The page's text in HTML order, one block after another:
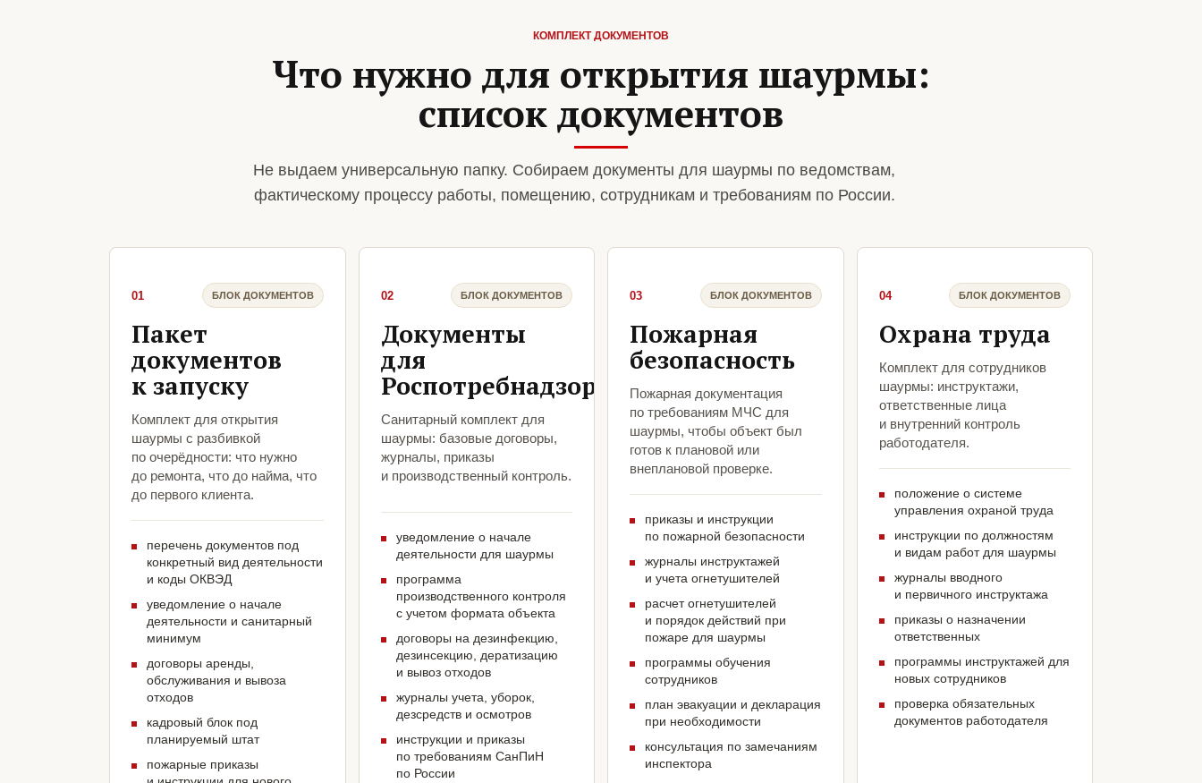
КОМПЛЕКТ ДОКУМЕНТОВ
Что нужно для открытия шаурмы:
список документов
Не выдаем универсальную папку. Собираем документы для шаурмы по ведомствам,
фактическому процессу работы, помещению, сотрудникам и требованиям по России.
01 БЛОК ДОКУМЕНТОВ
Пакет
документов
к запуску
Комплект для открытия
шаурмы с разбивкой
по очерёдности: что нужно
до ремонта, что до найма, что
до первого клиента.
перечень документов под
конкретный вид деятельности
и коды ОКВЭД
уведомление о начале
деятельности и санитарный
минимум
договоры аренды,
обслуживания и вывоза
отходов
кадровый блок под
планируемый штат
пожарные приказы
02 БЛОК ДОКУМЕНТОВ
Документы
для
Роспотребнадзора
Санитарный комплект для
шаурмы: базовые договоры,
журналы, приказы
и производственный контроль.
уведомление о начале
деятельности для шаурмы
программа
производственного контроля
с учетом формата объекта
договоры на дезинфекцию,
дезинсекцию, дератизацию
и вывоз отходов
журналы учета, уборок,
дезсредств и осмотров
инструкции и приказы
по требованиям СанПиН
по России
03 БЛОК ДОКУМЕНТОВ
Пожарная
безопасность
Пожарная документация
по требованиям МЧС для
шаурмы, чтобы объект был
готов к плановой или
внеплановой проверке.
приказы и инструкции
по пожарной безопасности
журналы инструктажей
и учета огнетушителей
расчет огнетушителей
и порядок действий при
пожаре для шаурмы
программы обучения
сотрудников
план эвакуации и декларация
при необходимости
консультация по замечаниям
инспектора
04 БЛОК ДОКУМЕНТОВ
Охрана труда
Комплект для сотрудников
шаурмы: инструктажи,
ответственные лица
и внутренний контроль
работодателя.
положение о системе
управления охраной труда
инструкции по должностям
и видам работ для шаурмы
журналы вводного
и первичного инструктажа
приказы о назначении
ответственных
программы инструктажей для
новых сотрудников
проверка обязательных
документов работодателя